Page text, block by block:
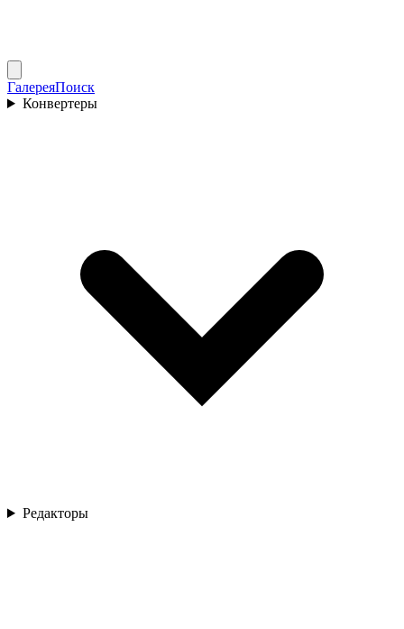
ГалереяПоиск
Конвертеры
Редакторы